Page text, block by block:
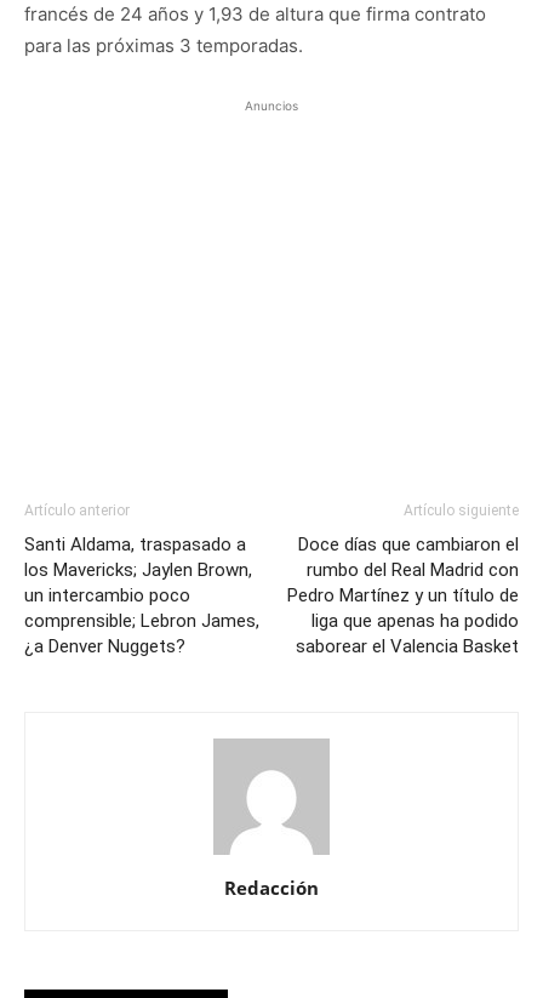
francés de 24 años y 1,93 de altura que firma contrato
para las próximas 3 temporadas.
Anuncios
Artículo anterior
Santi Aldama, traspasado a
los Mavericks; Jaylen Brown,
un intercambio poco
comprensible; Lebron James,
¿a Denver Nuggets?
Artículo siguiente
Doce días que cambiaron el
rumbo del Real Madrid con
Pedro Martínez y un título de
liga que apenas ha podido
saborear el Valencia Basket
Redacción